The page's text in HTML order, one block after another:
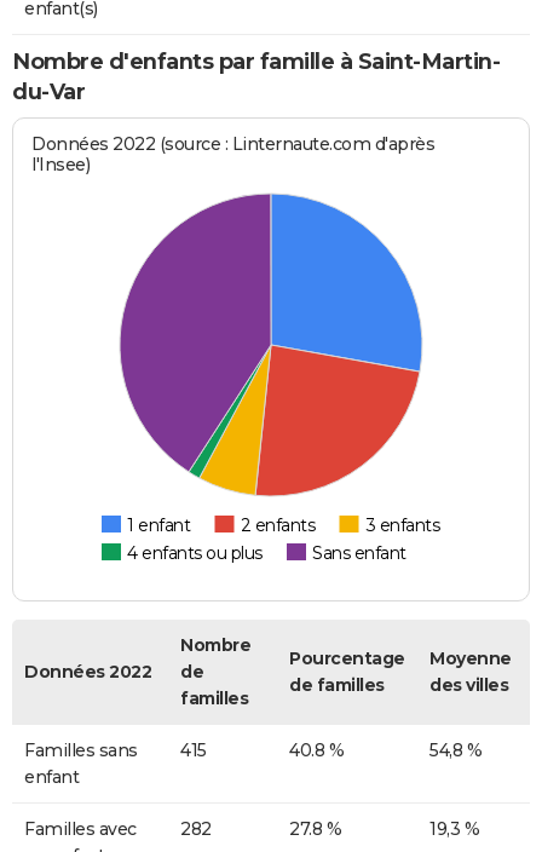
enfant(s)
Nombre d'enfants par famille à Saint-Martin-
du-Var
Données 2022 (source : Linternaute.com d'après
l'Insee)
1 enfant 2 enfants
3 enfants
4 enfants ou plus
Sans enfant
Données 2022
Nombre
de
familles
Pourcentage
de familles
Moyenne
des villes
Familles sans
enfant
415 40.8 % 54,8 %
Familles avec
282 27.8 % 19,3 %